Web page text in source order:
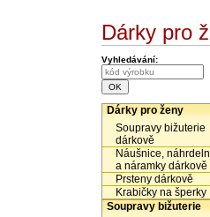
Dárky pro
Vyhledávání:
Dárky pro ženy
Soupravy bižuterie
dárkově
Náušnice,
a náramky dárkově
Prsteny dárkově
Krabičky na šperky
Soupravy bižuterie